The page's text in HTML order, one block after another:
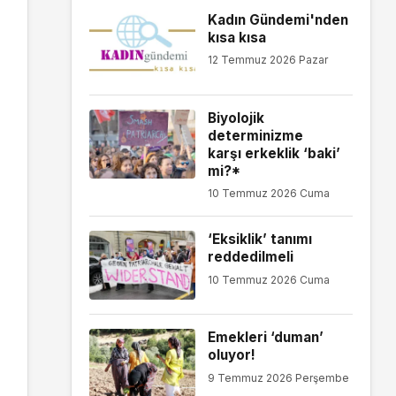
Kadın Gündemi'nden
kısa kısa
12 Temmuz 2026 Pazar
Biyolojik
determinizme
karşı erkeklik ‘baki’
mi?*
10 Temmuz 2026 Cuma
‘Eksiklik’ tanımı
reddedilmeli
10 Temmuz 2026 Cuma
Emekleri ‘duman’
oluyor!
9 Temmuz 2026 Perşembe